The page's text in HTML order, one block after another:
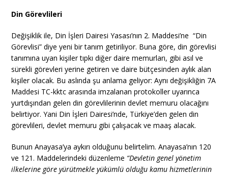
Din Görevlileri
Değişiklik ile, Din İşleri Dairesi Yasası’nın 2. Maddesi’ne “Din
Görevlisi” diye yeni bir tanım getiriliyor. Buna göre, din görevlisi
tanımına uyan kişiler tıpkı diğer daire memurları, gibi asıl ve
sürekli görevleri yerine getiren ve daire bütçesinden aylık alan
kişiler olacak. Bu aslında şu anlama geliyor: Aynı değişikliğin 7A
Maddesi TC-kktc arasında imzalanan protokoller uyarınca
yurtdışından gelen din görevlilerinin devlet memuru olacağını
belirtiyor. Yani Din İşleri Dairesi’nde, Türkiye’den gelen din
görevlileri, devlet memuru gibi çalışacak ve maaş alacak.
Bunun Anayasa’ya aykırı olduğunu belirtelim. Anayasa’nın 120
ve 121. Maddelerindeki düzenleme “Devletin genel yönetim
ilkelerine göre yürütmekle yükümlü olduğu kamu hizmetlerinin